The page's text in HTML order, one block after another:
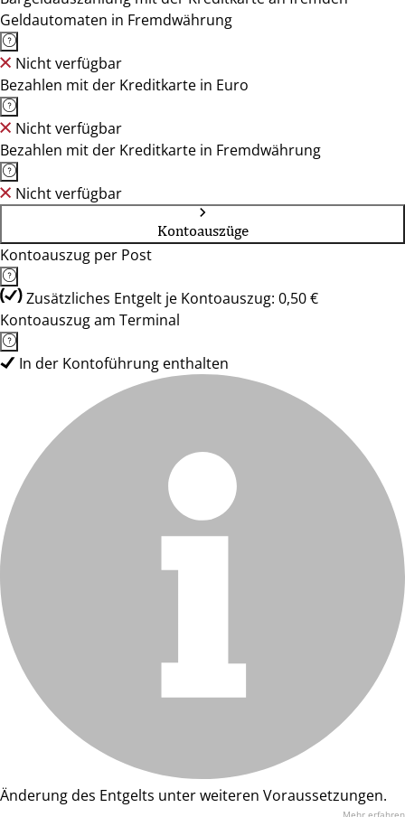
Geldautomaten in Fremdwährung
Nicht verfügbar
Bezahlen mit der Kreditkarte in Euro
Nicht verfügbar
Bezahlen mit der Kreditkarte in Fremdwährung
Nicht verfügbar
Kontoauszüge
Kontoauszug per Post
Zusätzliches Entgelt je Kontoauszug: 0,50 €
Kontoauszug am Terminal
In der Kontoführung enthalten
Änderung des Entgelts unter weiteren Voraussetzungen.
Mehr erfahren